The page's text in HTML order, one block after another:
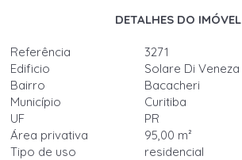
DETALHES DO IMÓVEL
Referência
3271
Edificio
Solare Di Veneza
Bairro
Bacacheri
Município
Curitiba
UF
PR
Área privativa
95,00 m²
Tipo de uso
residencial